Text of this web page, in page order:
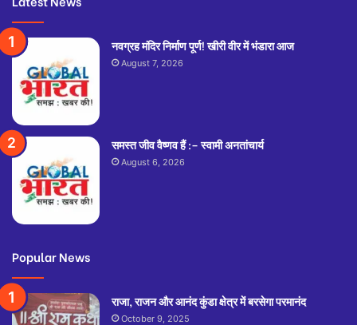
नवग्रह मंदिर निर्माण पूर्ण! खीरी वीर में भंडारा आज
August 7, 2026
समस्त जीव वैष्णव हैं :– स्वामी अनतांचार्य
August 6, 2026
Popular News
राजा, राजन और आनंद कुंडा क्षेत्र में बरसेगा परमानंद
October 9, 2025